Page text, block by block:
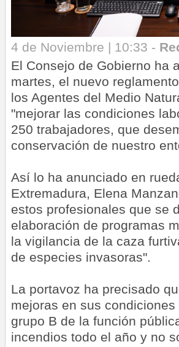
4 de Noviembre | 10:33 -
El Consejo de Gobierno ha
martes, el nuevo
los Agentes del Medio
"mejorar las condiciones
250 trabajadores, que
conservación de nuestro
Así lo ha anunciado en
Extremadura, Elena
estos profesionales que se
elaboración de programas
la vigilancia de la caza
de especies invasoras".
La portavoz ha precisado
mejoras en sus
grupo B de la función
incendios todo el año y no